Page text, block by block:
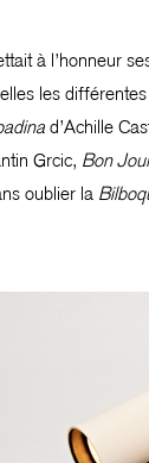
à l’honneur
les
d’Achille
Grcic, Bon
oublier la